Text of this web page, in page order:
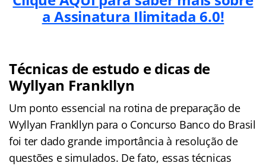
a Assinatura Ilimitada 6.0!
Técnicas de estudo e dicas de
Wyllyan Frankllyn
Um ponto essencial na rotina de preparação de
Wyllyan Frankllyn para o Concurso Banco do Brasil
foi ter dado grande importância à resolução de
questões e simulados. De fato, essas técnicas